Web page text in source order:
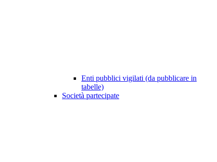
Enti pubblici vigilati (da pubblicare in
tabelle)
Società partecipate